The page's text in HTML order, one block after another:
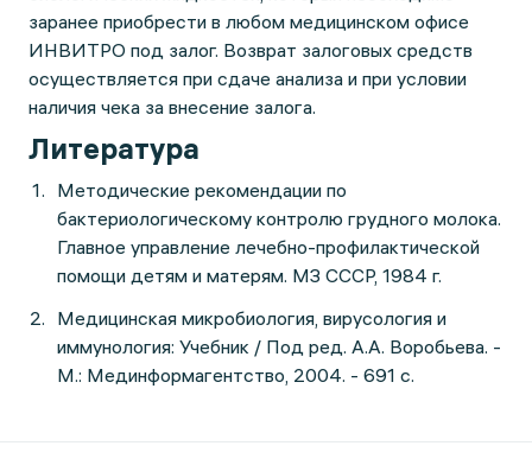
заранее приобрести в любом медицинском офисе
ИНВИТРО под залог. Возврат залоговых средств
осуществляется при сдаче анализа и при условии
наличия чека за внесение залога.
Литература
Методические рекомендации по
бактериологическому контролю грудного молока.
Главное управление лечебно-профилактической
помощи детям и матерям. МЗ СССР, 1984 г.
Медицинская микробиология, вирусология и
иммунология: Учебник / Под ред. А.А. Воробьева. -
М.: Мединформагентство, 2004. - 691 с.